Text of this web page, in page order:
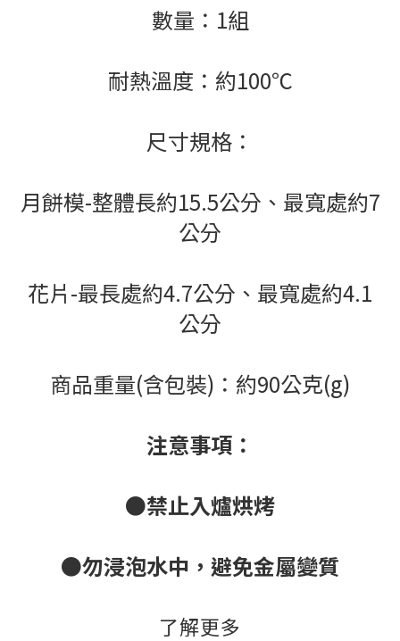
數量：1組
耐熱溫度：約100℃
尺寸規格：
月餅模-整體長約15.5公分、最寬處約7
公分
花片-最長處約4.7公分、最寬處約4.1
公分
商品重量(含包裝)：約90公克(g)
注意事項：
●禁止入爐烘烤
●勿浸泡水中，避免金屬變質
了解更多